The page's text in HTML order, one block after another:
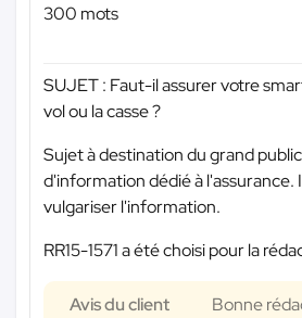
300 mots
SUJET : Faut-il assurer votre
vol ou la casse ?
Sujet à destination du grand
d'information dédié à l'assurance.
vulgariser l'information.
RR15-1571 a été choisi pour la
Avis du client
Bonne